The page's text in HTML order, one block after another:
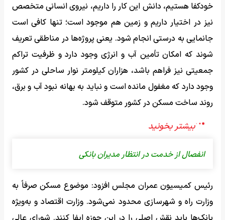
خودکفا هستیم، دانش این کار را داریم، نیروی انسانی متخصص
نیز در اختیار داریم و زمین هم موجود است؛ تنها کافی است
جانمایی به درستی انجام شود. یعنی پروژه‌ها در مناطقی تعریف
شوند که امکان تأمین آب و انرژی وجود دارد و ظرفیت تراکم
جمعیتی نیز فراهم باشد، هزاران کیلومتر نوار ساحلی در کشور
وجود دارد که مغفول مانده است و نباید به بهانه نبود آب و برق،
روند ساخت مسکن در کشور متوقف شود.
انفصال از خدمت در انتظار مدیران بانکی
رئیس کمیسیون عمران مجلس افزود: موضوع مسکن صرفاً به
وزارت راه و شهرسازی محدود نمی‌شود. وزارت اقتصاد و به‌ویژه